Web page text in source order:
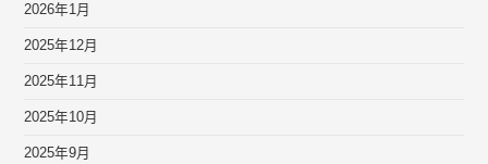
2026年1月
2025年12月
2025年11月
2025年10月
2025年9月